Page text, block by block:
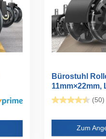
Bürostuhl
11mm×22mm,
(50)
Zum